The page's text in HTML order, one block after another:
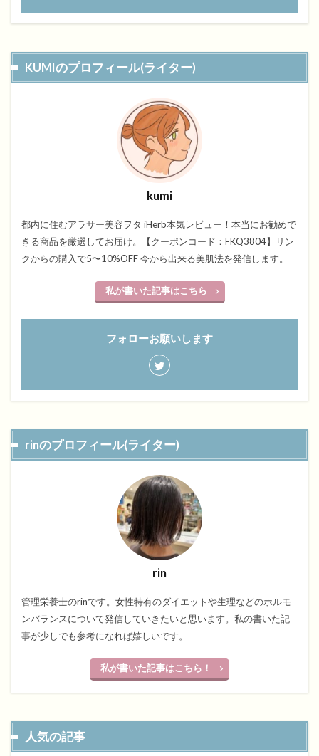
KUMIのプロフィール(ライター)
kumi
都内に住むアラサー美容ヲタ iHerb本気レビュー！本当にお勧めで
きる商品を厳選してお届け。【クーポンコード：FKQ3804】リン
クからの購入で5〜10%OFF 今から出来る美肌法を発信します。
私が書いた記事はこちら
フォローお願いします
rinのプロフィール(ライター)
rin
管理栄養士のrinです。女性特有のダイエットや生理などのホルモ
ンバランスについて発信していきたいと思います。私の書いた記
事が少しでも参考になれば嬉しいです。
私が書いた記事はこちら！
人気の記事